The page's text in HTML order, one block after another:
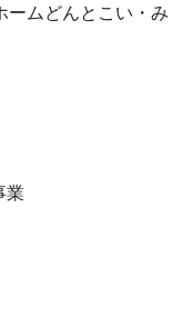
ームどんとこい・み
業